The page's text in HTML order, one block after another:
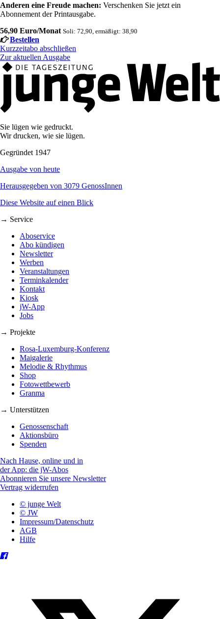
Anderen eine Freude machen: Verschenken Sie jetzt ein
Abonnement der Printausgabe.
56,90 Euro/Monat Soli: 72,90, ermäßigt: 38,90
Bestellen
Kurzzeitabo abschließen
Zur aktuellen Ausgabe
Sie lügen wie gedruckt.
Wir drucken, wie sie lügen.
Gegründet 1947
Ausgabe von heute
Herausgegeben von 3079 GenossInnen
Diese Website auf einen Blick
→ Service
Aboservice
Abo kündigen
Newsletter
Werben
Veranstaltungen
Terminkalender
Kontakt
Kiosk
jW-App
Jobs
→ Projekte
Rosa-Luxemburg-Konferenz
Maigalerie
Melodie & Rhythmus
Shop
Fotowettbewerb
Granma
→ Unterstützen
Genossenschaft
Aktionsbüro
Spenden
Nach Hause, online und in
der App: die jW-Abos
Abonnieren Sie unsere Newsletter
Vertrag widerrufen
© junge Welt
© JW
Impressum/Datenschutz
AGB
Hilfe